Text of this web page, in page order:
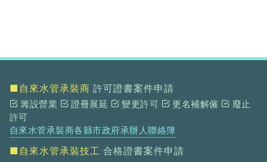
■自來水管承裝商 許可證書案件申請
籌設營業 證冊展延 變更許可 更名補解僱
廢止
許可
自來水管承裝商各縣市政府承辦人聯絡簿
■自來水管承裝技工 合格證書案件申請